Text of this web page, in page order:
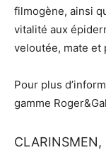
filmogène, ainsi
vitalité aux
veloutée, mate et
Pour plus
gamme